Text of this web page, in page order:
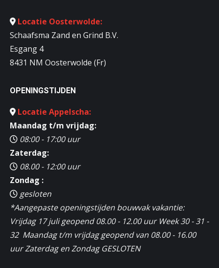
Locatie Oosterwolde:
Schaafsma Zand en Grind B.V.
Esgang 4
8431 NM Oosterwolde (Fr)
OPENINGSTIJDEN
Locatie Appelscha:
Maandag t/m vrijdag:
08:00 - 17:00 uur
Zaterdag:
08.00 - 12:00 uur
Zondag :
gesloten
*Aangepaste openingstijden bouwvak vakantie:
Vrijdag 17 juli geopend 08.00 - 12.00 uur Week 30 - 31 -
32 Maandag t/m vrijdag geopend van 08.00 - 16.00
uur Zaterdag en Zondag GESLOTEN